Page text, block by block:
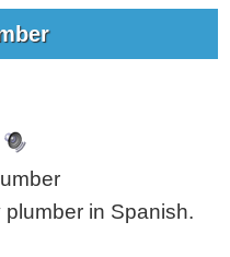
in Spanish.